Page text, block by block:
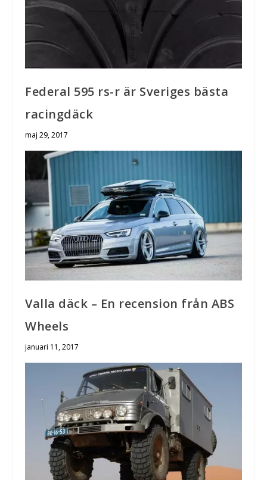
Federal 595 rs-r är Sveriges bästa
racingdäck
maj 29, 2017
Valla däck – En recension från ABS
Wheels
januari 11, 2017